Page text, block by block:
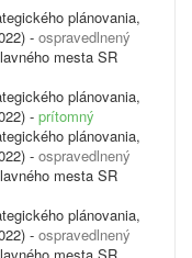
plánovania,
- ospravedlnený
mesta SR
plánovania,
- prítomný
plánovania,
- ospravedlnený
mesta SR
plánovania,
- ospravedlnený